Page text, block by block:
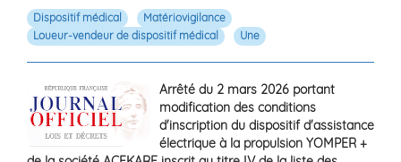
Dispositif médical
Matériovigilance
Loueur-vendeur de dispositif médical
Une
Arrêté du 2 mars 2026 portant
modification des conditions
d'inscription du dispositif d'assistance
électrique à la propulsion YOMPER +